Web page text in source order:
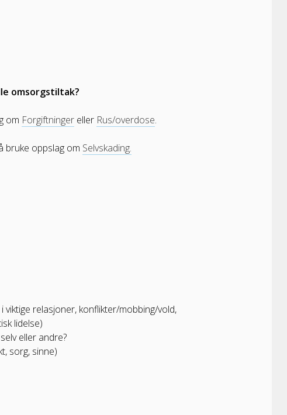
omsorgstiltak?
om Forgiftninger eller Rus/overdose.
bruke oppslag om Selvskading.
relasjoner, konflikter/mobbing/vold,
lidelse)
eller andre?
sorg, sinne)